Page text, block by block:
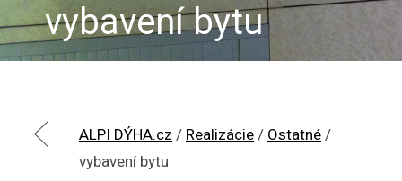
vybavení bytu
ALPI DÝHA.cz / Realizácie / Ostatné /
vybavení bytu